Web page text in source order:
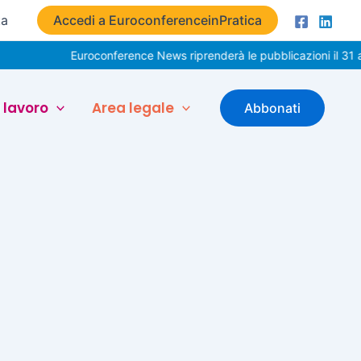
Accedi a EuroconferenceinPratica
Euroconference News riprenderà le pubblicazioni il 31
lavoro Area legale Abbonati